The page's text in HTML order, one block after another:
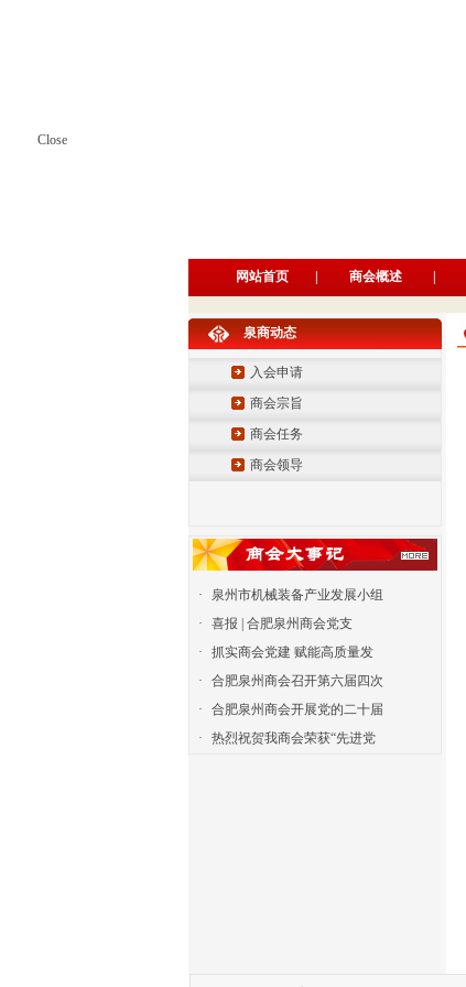
Close
网站首页 商会概述
泉商动态
入会申请
商会宗旨
商会任务
商会领导
·
泉州市机械装备产业发展小组
·
喜报 | 合肥泉州商会党支
·
抓实商会党建 赋能高质量发
·
合肥泉州商会召开第六届四次
·
合肥泉州商会开展党的二十届
·
热烈祝贺我商会荣获“先进党